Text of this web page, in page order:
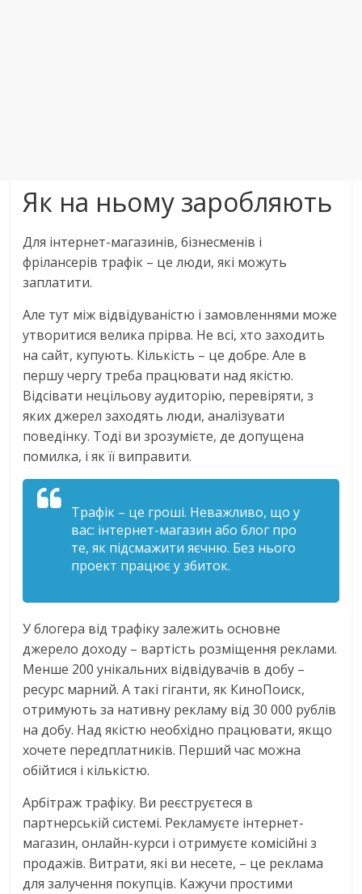
Як на ньому заробляють
Для інтернет-магазинів, бізнесменів і
фрілансерів трафік – це люди, які можуть
заплатити.
Але тут між відвідуваністю і замовленнями може
утворитися велика прірва. Не всі, хто заходить
на сайт, купують. Кількість – це добре. Але в
першу чергу треба працювати над якістю.
Відсівати нецільову аудиторію, перевіряти, з
яких джерел заходять люди, аналізувати
поведінку. Тоді ви зрозумієте, де допущена
помилка, і як її виправити.
Трафік – це гроші. Неважливо, що у
вас: інтернет-магазин або блог про
те, як підсмажити яєчню. Без нього
проект працює у збиток.
У блогера від трафіку залежить основне
джерело доходу – вартість розміщення реклами.
Менше 200 унікальних відвідувачів в добу –
ресурс марний. А такі гіганти, як КиноПоиск,
отримують за нативну рекламу від 30 000 рублів
на добу. Над якістю необхідно працювати, якщо
хочете передплатників. Перший час можна
обійтися і кількістю.
Арбітраж трафіку. Ви реєструєтеся в
партнерській системі. Рекламуєте інтернет-
магазин, онлайн-курси і отримуєте комісійні з
продажів. Витрати, які ви несете, – це реклама
для залучення покупців. Кажучи простими